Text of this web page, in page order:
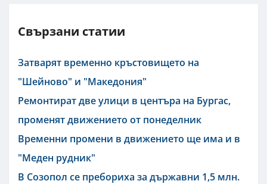
Свързани статии
Затварят временно кръстовището на
"Шейново" и "Македония"
Ремонтират две улици в центъра на Бургас,
променят движението от понеделник
Временни промени в движението ще има и в
"Меден рудник"
В Созопол се пребориха за държавни 1,5 млн.